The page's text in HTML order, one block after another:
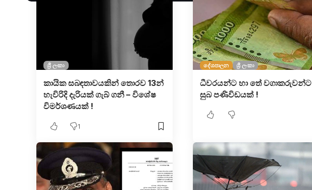
ශ්‍රී ලංකා
කායික සබඳතාවයකින් තොරව 13න්
හැවිරිදි දැරියක් ගැබ් ගනී – විශේෂ
විමර්ශණයක් !
1
දේශපාලන ශ්‍රී ලංකා
ධීවරයන්ට හා තේ වගාකරුවන්ට
සුබ පණිවිඩයක් !